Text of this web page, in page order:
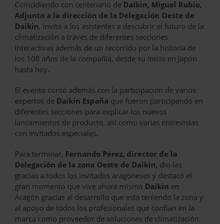
Coincidiendo con centenario de Daikin, Miguel Rubio,
Adjunto a la dirección de la Delegación Oeste de
Daikin, invitó a los asistentes a descubrir el futuro de la
climatización a través de diferentes secciones
interactivas además de un recorrido por la historia de
los 100 años de la compañía, desde su inicio en Japón
hasta hoy.
El evento contó además con la participación de varios
expertos de Daikin España que fueron participando en
diferentes secciones para explicar los nuevos
lanzamientos de producto, así como varias entrevistas
con invitados especiales.
Para terminar, Fernando Pérez, director de la
Delegación de la zona Oeste de Daikin, dio las
gracias a todos los invitados aragoneses y destacó el
gran momento que vive ahora mismo Daikin en
Aragón gracias al desarrollo que está teniendo la zona y
al apoyo de todos los profesionales que confían en la
marca como proveedor de soluciones de climatización.